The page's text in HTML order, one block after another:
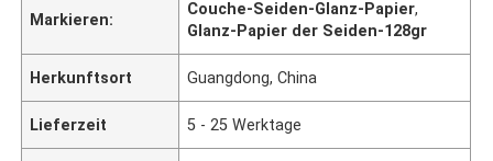
Markieren:
Couche-Seiden-Glanz-Papier,
Glanz-Papier der Seiden-128gr
Herkunftsort Guangdong, China
Lieferzeit 5 - 25 Werktage